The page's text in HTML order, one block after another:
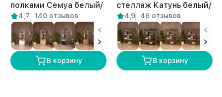
полками Семуа белый/
амаретто
4,7 140 отзывов
В корзину
стеллаж Катунь белый/
амаретто
4,9 46 отзывов
В корзину